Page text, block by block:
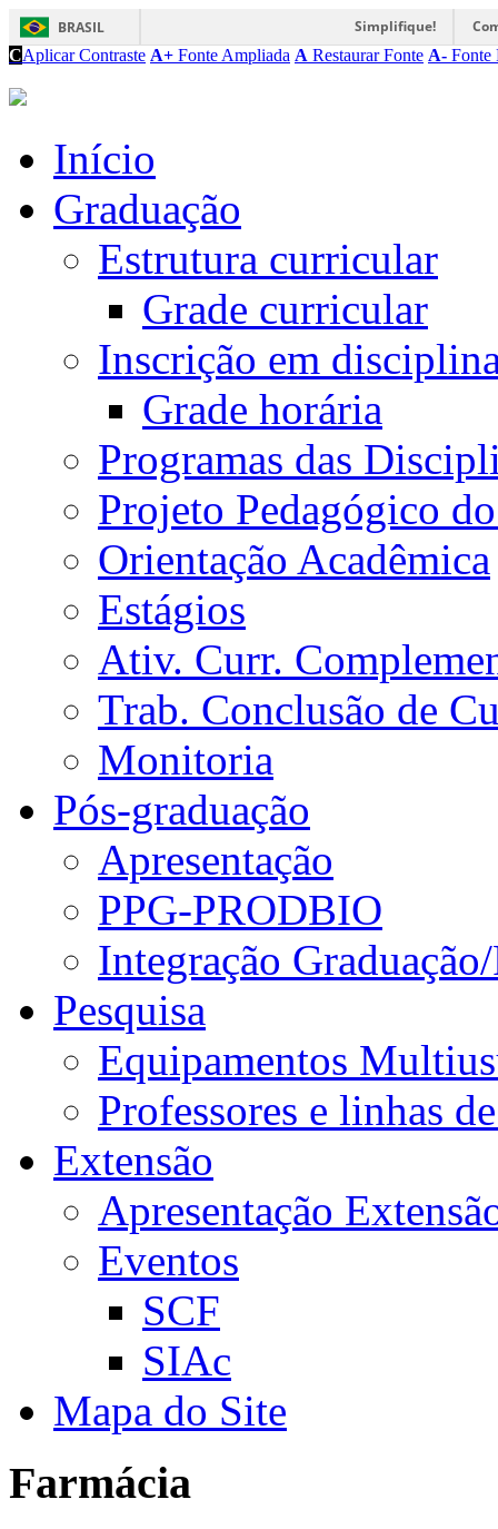
BRASIL Simplifique!
CAplicar Contraste A+ Fonte Ampliada A Restaurar Fonte A- Fonte
Início
Graduação
Estrutura curricular
Grade curricular
Inscrição em
Grade horária
Programas das
Projeto Pedagógico
Orientação Acadêmica
Estágios
Ativ. Curr.
Trab. Conclusão de
Monitoria
Pós-graduação
Apresentação
PPG-PRODBIO
Integração
Pesquisa
Equipamentos
Professores e linhas
Extensão
Apresentação
Eventos
SCF
SIAc
Mapa do Site
Farmácia